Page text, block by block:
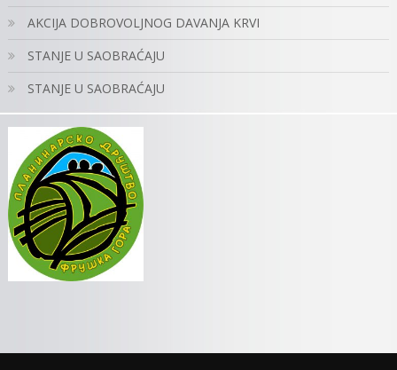
AKCIJA DOBROVOLJNOG DAVANJA KRVI
STANJE U SAOBRAĆAJU
STANJE U SAOBRAĆAJU